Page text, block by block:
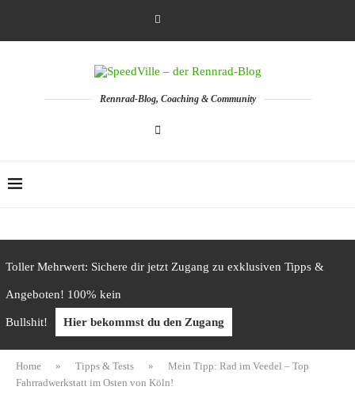
Rennrad-Blog, Coaching & Community
Toller Mehrwert: Sichere dir jetzt Zugang zu exklusiven Tipps &
Angeboten! 100% kein
Bullshit! Hier bekommst du den Zugang
Home » Tipps & Tests »
Mein Tipp: Rad im Veedel – Top
Fahrradwerkstatt im Osten von Köln!